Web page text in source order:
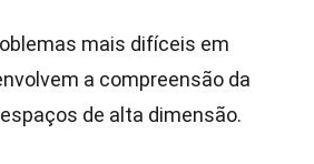
mais difíceis em
a compreensão da
de alta dimensão.